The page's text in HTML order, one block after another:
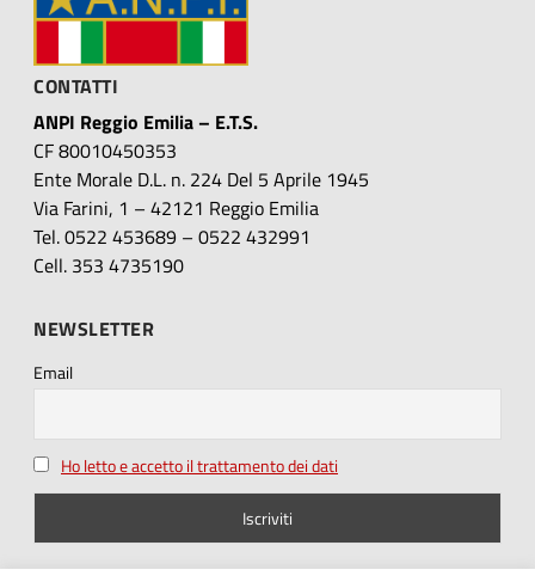
CONTATTI
ANPI Reggio Emilia – E.T.S.
CF 80010450353
Ente Morale D.L. n. 224 Del 5 Aprile 1945
Via Farini, 1 – 42121 Reggio Emilia
Tel. 0522 453689 – 0522 432991
Cell. 353 4735190
NEWSLETTER
Email
Ho letto e accetto il trattamento dei dati